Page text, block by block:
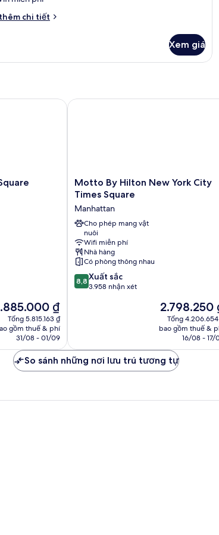
chi tiết
Xem giá
₫
₫
Tổng 5.815.163 ₫
gồm thuế & phí
31/08 - 01/09
Motto
By
New
York
City
Times
Square
Manhattan
Motto By Hilton New York City
Times Square
Manhattan
Cho phép mang vật
nuôi
Wifi miễn phí
Nhà hàng
Có phòng thông nhau
8.8
trên
xét
8,8 Xuất sắc
3.958 nhận xét
Giá
hiện
tại
2.798.250 ₫
2.798.250
Tổng
bao gồm thuế &
16/08 - 17/
Motto By Hilton New York City
So sánh những nơi lưu trú tương tự